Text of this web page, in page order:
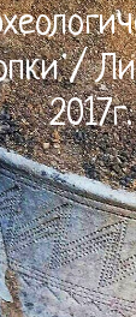
/
2017г.